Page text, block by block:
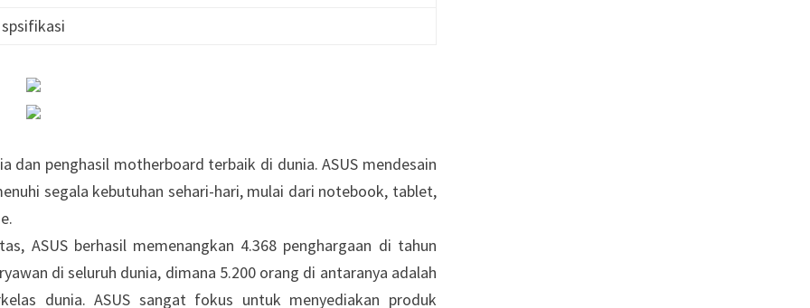
spsifikasi
dan penghasil motherboard terbaik di dunia. ASUS mendesain
segala kebutuhan sehari-hari, mulai dari notebook, tablet,
ASUS berhasil memenangkan 4.368 penghargaan di tahun
di seluruh dunia, dimana 5.200 orang di antaranya adalah
dunia. ASUS sangat fokus untuk menyediakan produk